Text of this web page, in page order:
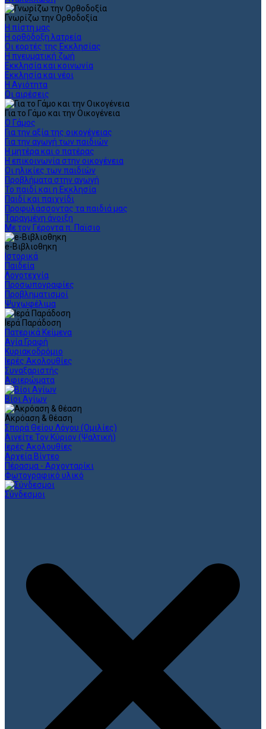
Γνωρίζω την Ορθοδοξία
Η πίστη μας
Η ορθόδοξη λατρεία
Οι εορτές της Εκκλησίας
Η πνευματική ζωή
Εκκλησία και κοινωνία
Εκκλησία και νέοι
Η Αγιότητα
Οι αιρέσεις
Για το Γάμο και την Οικογένεια
Ο Γάμος
Για την αξία της οικογένειας
Για την αγωγή των παιδιών
Η μητέρα και ο πατέρας
Η επικοινωνία στην οικογένεια
Οι ηλικίες των παιδιών
Προβλήματα στην αγωγή
Το παιδί και η Εκκλησία
Παιδί και παιχνίδι
Προφυλάσσοντας τα παιδιά μας
Ταραγμένη άνοιξη
Με τον Γέροντα π. Παϊσιο
e-Βιβλιοθηκη
Ιστορικά
Παιδεία
Λογοτεχνία
Προσωπογραφίες
Προβληματισμοί
Ψυχωφέλιμα
Ιερά Παράδοση
Πατερικά Κείμενα
Αγία Γραφή
Κυριακοδρόμιο
Ιερές Ακολουθίες
Συναξαριστής
Αφιερώματα
Βίοι Αγίων
Ακρόαση & θέαση
Σπορά Θείου Λόγου (Ομιλίες)
Αινείτε Τον Κύριον (Ψαλτική)
Ιερές Ακολουθίες
Αρχεία Βίντεο
Πέρασμα - Αρχονταρίκι
Φωτογραφικό υλικό
Σύνδεσμοι